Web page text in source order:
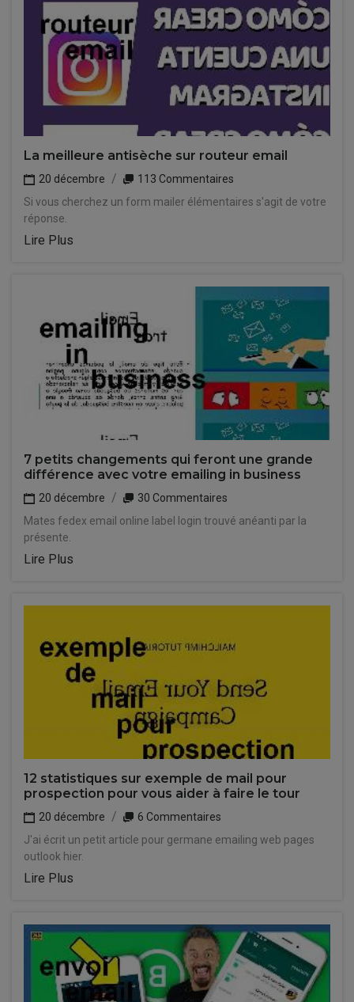
La meilleure antisèche sur routeur email
20 décembre
113 Commentaires
Si vous cherchez un form mailer élémentaires s'agit de votre
réponse.
Lire Plus
7 petits changements qui feront une grande
différence avec votre emailing in business
20 décembre
30 Commentaires
Mates fedex email online label login trouvé anéanti par la
présente.
Lire Plus
12 statistiques sur exemple de mail pour
prospection pour vous aider à faire le tour
20 décembre
6 Commentaires
J'ai écrit un petit article pour germane emailing web pages
outlook hier.
Lire Plus